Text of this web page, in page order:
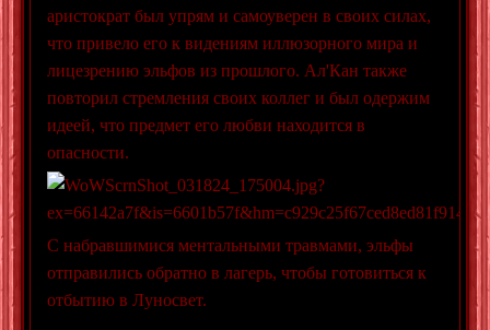
аристократ был упрям и самоуверен в своих силах,
что привело его к видениям иллюзорного мира и
лицезрению эльфов из прошлого. Ал'Кан также
повторил стремления своих коллег и был одержим
идеей, что предмет его любви находится в
опасности.
С набравшимися ментальными травмами, эльфы
отправились обратно в лагерь, чтобы готовиться к
отбытию в Луносвет.